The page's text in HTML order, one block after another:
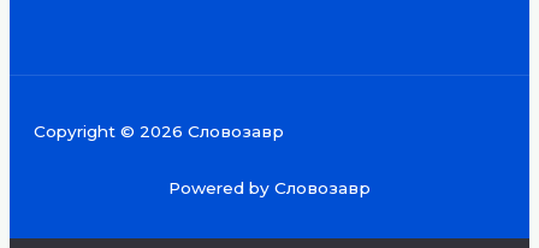
Copyright © 2026 Словозавр
Powered by Словозавр